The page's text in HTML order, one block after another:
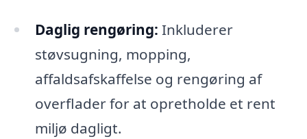
Daglig rengøring: Inkluderer
støvsugning, mopping,
affaldsafskaffelse og rengøring af
overflader for at opretholde et rent
miljø dagligt.